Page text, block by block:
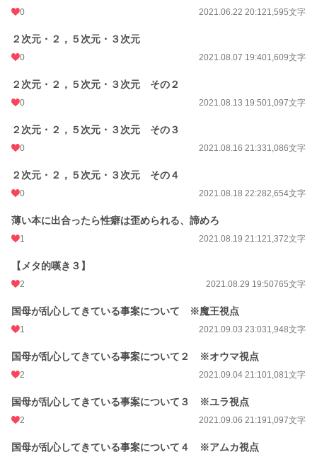
0 2021.06.22 20:121,595文字
２次元・２，５次元・３次元
0 2021.08.07 19:401,609文字
２次元・２，５次元・３次元 その２
0 2021.08.13 19:501,097文字
２次元・２，５次元・３次元 その３
0 2021.08.16 21:331,086文字
２次元・２，５次元・３次元 その４
0 2021.08.18 22:282,654文字
薄い本に出合ったら性癖は歪められる、諦めろ
1 2021.08.19 21:121,372文字
【メタ的嘆き３】
2 2021.08.29 19:50765文字
国母が乱心してきている事案について ※魔王視点
1 2021.09.03 23:031,948文字
国母が乱心してきている事案について２ ※オウマ視点
2 2021.09.04 21:101,081文字
国母が乱心してきている事案について３ ※ユラ視点
2 2021.09.06 21:191,097文字
国母が乱心してきている事案について４ ※アムカ視点